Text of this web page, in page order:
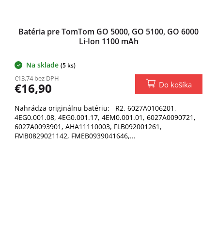
Batéria pre TomTom GO 5000, GO 5100, GO 6000
Li-Ion 1100 mAh
Na sklade (5 ks)
€13,74 bez DPH
€16,90 Do košíka
Nahrádza originálnu batériu: R2, 6027A0106201,
4EG0.001.08, 4EG0.001.17, 4EM0.001.01, 6027A0090721,
6027A0093901, AHA11110003, FLB092001261,
FMB0829021142, FMEB0939041646,...